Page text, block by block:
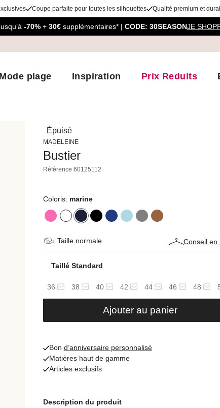
Coupe parfaite pour toutes les silhouettes Qualité premium et
-70%+ 30€ supplémentaires* | CODE: 30SEASONJE
Mode plage Inspiration Prix Reduits
Épuisé
MADELEINE
Bustier
Référence 60125112
Coloris: marine
Taille normale Conseil en
Taillé Standard
36 38 40 42 44 46 48
Ajouter au panier
Bon d’anniversaire personnalisé
Matières haut de gamme
Articles exclusifs
Description du produit